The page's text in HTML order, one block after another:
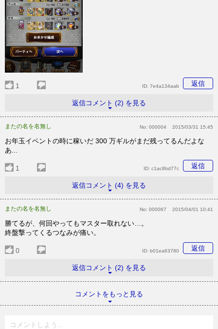
1 返信
ID: 7e4a134aab
返信コメント (2) を見る
またの名を名無し No: 000004 2015/03/31 15:45
お年玉イベントの時に稼いだ 300 万ギルがまだ残ってるんだよな
あ...
1 返信
ID: c1ac8bd77c
返信コメント (4) を見る
またの名を名無し No: 000067 2015/04/01 10:41
勝てるが、何回やってもマスター取れない…。
終盤撃ってくるつなみが痛い。
0 返信
ID: b01ea63780
返信コメント (2) を見る
コメントをもっと見る
コメントしよう...